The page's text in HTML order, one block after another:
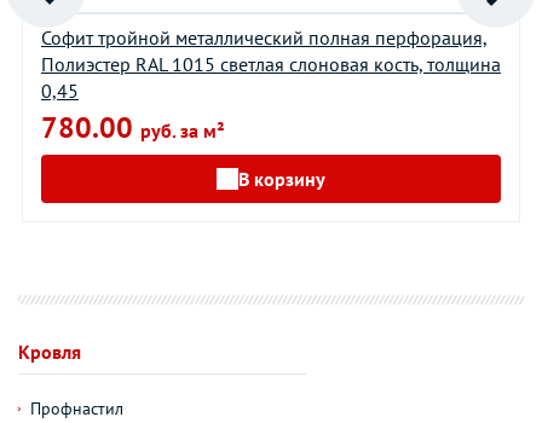
Софит тройной металлический полная перфорация,
Полиэстер RAL 1015 светлая слоновая кость, толщина
0,45
780.00 руб. за м²
В корзину
Кровля
Профнастил